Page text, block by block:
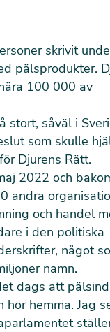
skrivit
pälsprodukter.
100 000 av
stort, såväl i
som skulle
Djurens Rätt.
2022 och
andra
och handel
i den politiska
något
namn.
dags att
hemma. Jag